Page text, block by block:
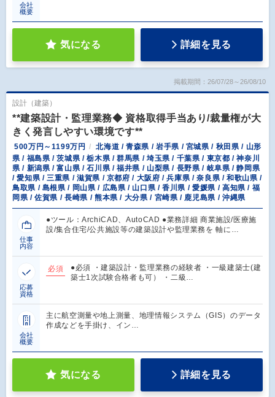
会社
概要
気になる 詳細を見る
掲載期間：26/07/28～26/08/10
設計（建築）
**建築設計・監理業務◆ 資格取得手当あり/裁量権が大
きく発言しやすい環境です**
500万円～1199万円
北海道 / 青森県 / 岩手県 / 宮城県 / 秋田県 / 山形
県 / 福島県 / 茨城県 / 栃木県 / 群馬県 / 埼玉県 / 千葉県 / 東京都 / 神奈川
県 / 新潟県 / 富山県 / 石川県 / 福井県 / 山梨県 / 長野県 / 岐阜県 / 静岡県
/ 愛知県 / 三重県 / 滋賀県 / 京都府 / 大阪府 / 兵庫県 / 奈良県 / 和歌山県 /
鳥取県 / 島根県 / 岡山県 / 広島県 / 山口県 / 香川県 / 愛媛県 / 高知県 / 福
岡県 / 佐賀県 / 長崎県 / 熊本県 / 大分県 / 宮崎県 / 鹿児島県 / 沖縄県
仕事
内容
●ツール：ArchiCAD、AutoCAD ●業務詳細 商業施設/医療施
設/集合住宅/公共施設等の建築設計や監理業務を 軸に…
応募
資格
必須
●必須 ・建築設計・監理業務の経験者 ・一級建築士(建
築士1次試験合格者も可） ・二級…
会社
概要
主に航空測量や地上測量、地理情報システム（GIS）のデータ
作成などを手掛け、イン…
気になる 詳細を見る